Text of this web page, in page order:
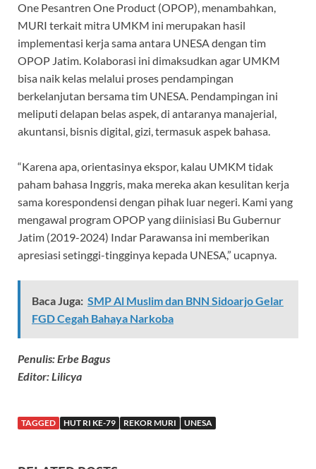
One Pesantren One Product (OPOP), menambahkan,
MURI terkait mitra UMKM ini merupakan hasil
implementasi kerja sama antara UNESA dengan tim
OPOP Jatim. Kolaborasi ini dimaksudkan agar UMKM
bisa naik kelas melalui proses pendampingan
berkelanjutan bersama tim UNESA. Pendampingan ini
meliputi delapan belas aspek, di antaranya manajerial,
akuntansi, bisnis digital, gizi, termasuk aspek bahasa.
“Karena apa, orientasinya ekspor, kalau UMKM tidak
paham bahasa Inggris, maka mereka akan kesulitan kerja
sama korespondensi dengan pihak luar negeri. Kami yang
mengawal program OPOP yang diinisiasi Bu Gubernur
Jatim (2019-2024) Indar Parawansa ini memberikan
apresiasi setinggi-tingginya kepada UNESA,” ucapnya.
Baca Juga: SMP Al Muslim dan BNN Sidoarjo Gelar
FGD Cegah Bahaya Narkoba
Penulis: Erbe Bagus
Editor: Lilicya
TAGGED HUT RI KE-79 REKOR MURI UNESA